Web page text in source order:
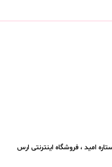
امید ، فروشگاه اینترنتی ارس